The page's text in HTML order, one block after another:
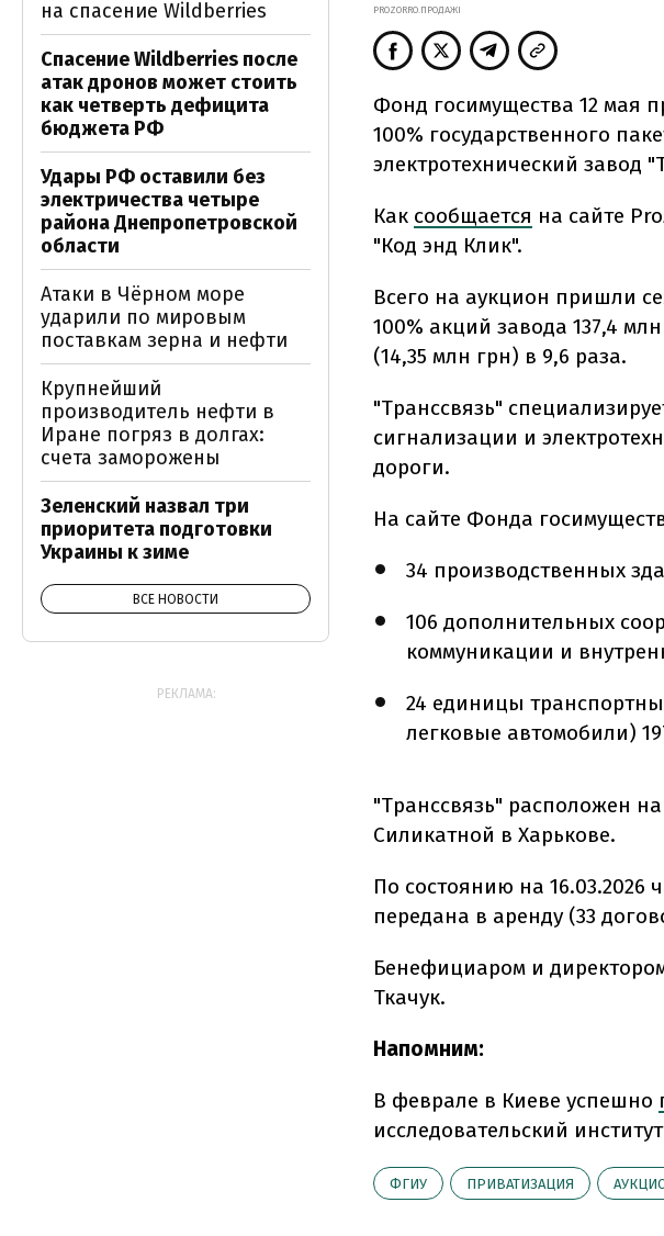
PROZORRO.ПРОДАЖІ
Фонд госимущества 12 мая
100% государственного
электротехнический завод
Как сообщается на сайте
"Код энд Клик".
Всего на аукцион пришли
100% акций завода 137,4
(14,35 млн грн) в 9,6 раза.
"Транссвязь"
сигнализации и
дороги.
На сайте Фонда
34 производственных
106 дополнительных
коммуникации и
24 единицы
легковые автомобили)
"Транссвязь" расположен
Силикатной в Харькове.
По состоянию на 16.03.2026
передана в аренду (33
Бенефициаром и
Ткачук.
Напомним:
В феврале в Киеве успешно
исследовательский
ФГИУ ПРИВАТИЗАЦИЯ
на спасение Wildberries
Спасение Wildberries после
атак дронов может стоить
как четверть дефицита
бюджета РФ
Удары РФ оставили без
электричества четыре
района Днепропетровской
области
Атаки в Чёрном море
ударили по мировым
поставкам зерна и нефти
Крупнейший
производитель нефти в
Иране погряз в долгах:
счета заморожены
Зеленский назвал три
приоритета подготовки
Украины к зиме
ВСЕ НОВОСТИ
РЕКЛАМА: